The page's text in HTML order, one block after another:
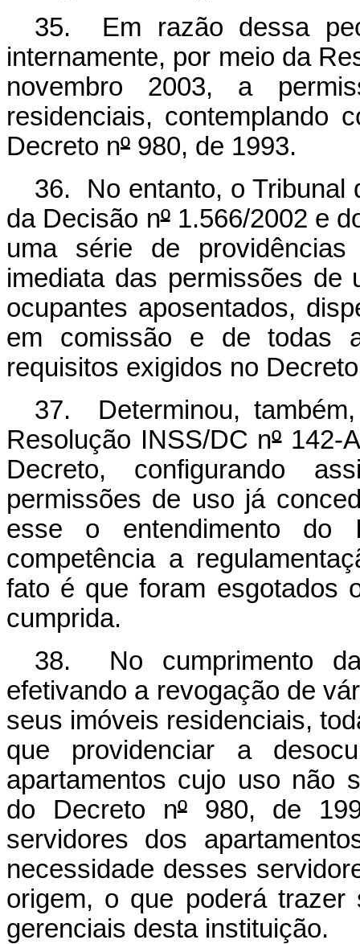
35. Em razão dessa
internamente, por meio da
novembro 2003, a
residenciais, contemplando
Decreto nº 980, de 1993.
36. No entanto, o Tribunal
da Decisão nº1.566/2002 e
uma série de
imediata das permissões de
ocupantes aposentados,
em comissão e de todas
requisitos exigidos no
37. Determinou,
Resolução INSS/DC nº142-
Decreto, configurando
permissões de uso já
esse o entendimento
competência a
fato é que foram esgotados
cumprida.
38. No cumprimento
efetivando a revogação de
seus imóveis residenciais,
que providenciar a
apartamentos cujo uso não
do Decreto nº980, de
servidores dos
necessidade desses
origem, o que poderá trazer
gerenciais desta instituição.